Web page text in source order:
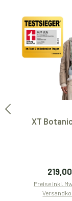
XT
Preise inkl.